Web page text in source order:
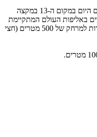
המחליק האולימפי ולאדיסלב ביקאנוב סיים היום במקום ה-13 במקצה
למרחק של 1,500 מטרים באליפות העולם המתקיימת
בהולנד עם זמן של 2:32.916 דקות. בתחרות למרחק של 500 מטרים (חצי